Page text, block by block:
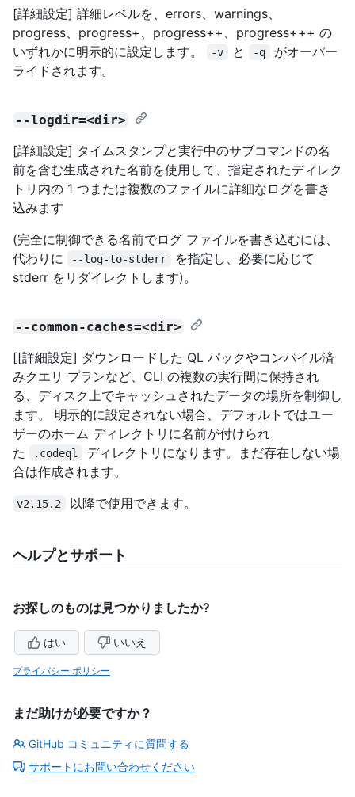
[詳細設定] 詳細レベルを、errors、warnings、
progress、progress+、progress++、progress+++ の
いずれかに明示的に設定します。
-v と -q
がオーバー
ライドされます。
--logdir=<dir>
[詳細設定] タイムスタンプと実行中のサブコマンドの名
前を含む生成された名前を使用して、指定されたディレク
トリ内の 1 つまたは複数のファイルに詳細なログを書き
込みます
(完全に制御できる名前でログ ファイルを書き込むには、
代わりに
--log-to-stderr
を指定し、必要に応じて
stderr をリダイレクトします)。
--common-caches=<dir>
[[詳細設定] ダウンロードした QL パックやコンパイル済
みクエリ プランなど、CLI の複数の実行間に保持され
る、ディスク上でキャッシュされたデータの場所を制御し
ます。 明示的に設定されない場合、デフォルトではユー
ザーのホーム ディレクトリに名前が付けられ
た
.codeql
ディレクトリになります。まだ存在しない場
合は作成されます。
v2.15.2 以降で使用できます。
ヘルプとサポート
お探しのものは見つかりましたか?
はい いいえ
プライバシー ポリシー
まだ助けが必要ですか？
GitHub コミュニティに質問する
サポートにお問い合わせください